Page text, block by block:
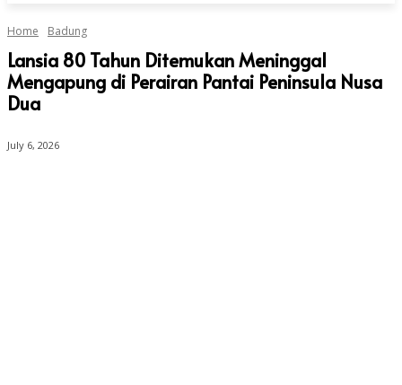
Home Badung
Lansia 80 Tahun Ditemukan Meninggal
Mengapung di Perairan Pantai Peninsula Nusa
Dua
July 6, 2026